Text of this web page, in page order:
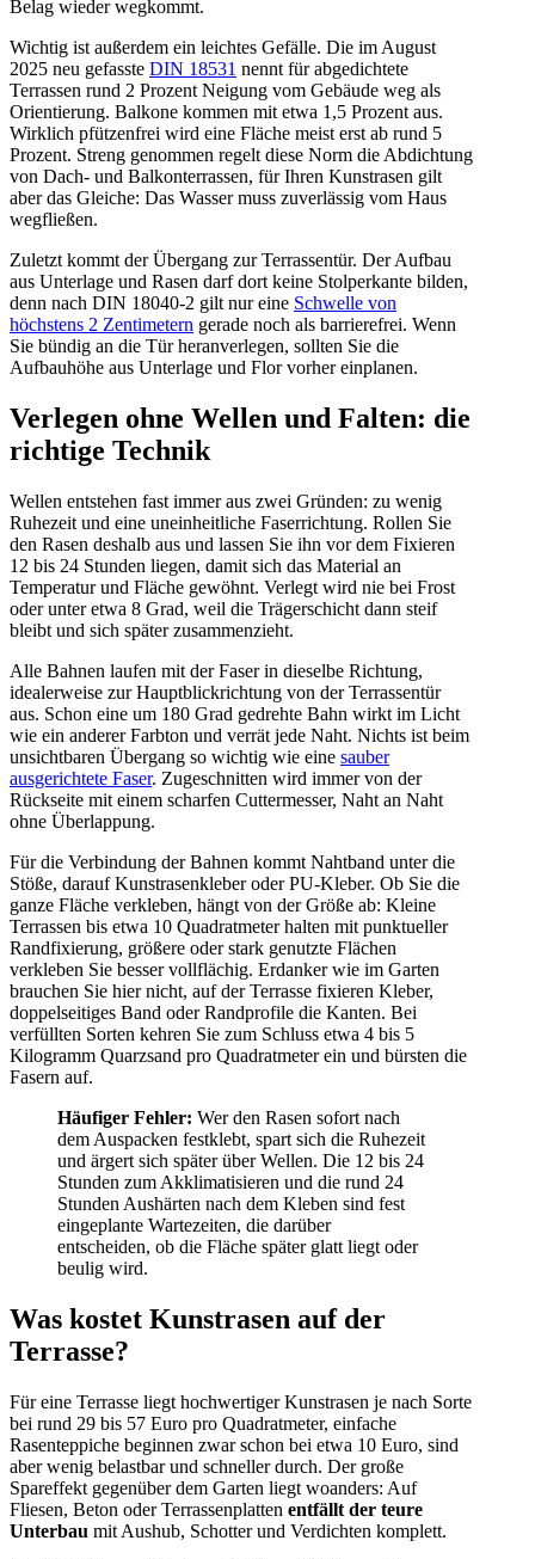
Belag wieder wegkommt.
Wichtig ist außerdem ein leichtes Gefälle. Die im August
2025 neu gefasste DIN 18531 nennt für abgedichtete
Terrassen rund 2 Prozent Neigung vom Gebäude weg als
Orientierung. Balkone kommen mit etwa 1,5 Prozent aus.
Wirklich pfützenfrei wird eine Fläche meist erst ab rund 5
Prozent. Streng genommen regelt diese Norm die Abdichtung
von Dach- und Balkonterrassen, für Ihren Kunstrasen gilt
aber das Gleiche: Das Wasser muss zuverlässig vom Haus
wegfließen.
Zuletzt kommt der Übergang zur Terrassentür. Der Aufbau
aus Unterlage und Rasen darf dort keine Stolperkante bilden,
denn nach DIN 18040-2 gilt nur eine Schwelle von
höchstens 2 Zentimetern gerade noch als barrierefrei. Wenn
Sie bündig an die Tür heranverlegen, sollten Sie die
Aufbauhöhe aus Unterlage und Flor vorher einplanen.
Verlegen ohne Wellen und Falten: die
richtige Technik
Wellen entstehen fast immer aus zwei Gründen: zu wenig
Ruhezeit und eine uneinheitliche Faserrichtung. Rollen Sie
den Rasen deshalb aus und lassen Sie ihn vor dem Fixieren
12 bis 24 Stunden liegen, damit sich das Material an
Temperatur und Fläche gewöhnt. Verlegt wird nie bei Frost
oder unter etwa 8 Grad, weil die Trägerschicht dann steif
bleibt und sich später zusammenzieht.
Alle Bahnen laufen mit der Faser in dieselbe Richtung,
idealerweise zur Hauptblickrichtung von der Terrassentür
aus. Schon eine um 180 Grad gedrehte Bahn wirkt im Licht
wie ein anderer Farbton und verrät jede Naht. Nichts ist beim
unsichtbaren Übergang so wichtig wie eine sauber
ausgerichtete Faser. Zugeschnitten wird immer von der
Rückseite mit einem scharfen Cuttermesser, Naht an Naht
ohne Überlappung.
Für die Verbindung der Bahnen kommt Nahtband unter die
Stöße, darauf Kunstrasenkleber oder PU-Kleber. Ob Sie die
ganze Fläche verkleben, hängt von der Größe ab: Kleine
Terrassen bis etwa 10 Quadratmeter halten mit punktueller
Randfixierung, größere oder stark genutzte Flächen
verkleben Sie besser vollflächig. Erdanker wie im Garten
brauchen Sie hier nicht, auf der Terrasse fixieren Kleber,
doppelseitiges Band oder Randprofile die Kanten. Bei
verfüllten Sorten kehren Sie zum Schluss etwa 4 bis 5
Kilogramm Quarzsand pro Quadratmeter ein und bürsten die
Fasern auf.
Häufiger Fehler: Wer den Rasen sofort nach
dem Auspacken festklebt, spart sich die Ruhezeit
und ärgert sich später über Wellen. Die 12 bis 24
Stunden zum Akklimatisieren und die rund 24
Stunden Aushärten nach dem Kleben sind fest
eingeplante Wartezeiten, die darüber
entscheiden, ob die Fläche später glatt liegt oder
beulig wird.
Was kostet Kunstrasen auf der
Terrasse?
Für eine Terrasse liegt hochwertiger Kunstrasen je nach Sorte
bei rund 29 bis 57 Euro pro Quadratmeter, einfache
Rasenteppiche beginnen zwar schon bei etwa 10 Euro, sind
aber wenig belastbar und schneller durch. Der große
Spareffekt gegenüber dem Garten liegt woanders: Auf
Fliesen, Beton oder Terrassenplatten entfällt der teure
Unterbau mit Aushub, Schotter und Verdichten komplett.